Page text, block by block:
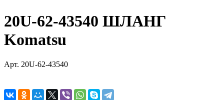
20U-62-43540 ШЛАНГ
Komatsu
Арт. 20U-62-43540